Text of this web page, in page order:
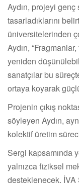
Aydın, projeyi genç
tasarladıklarını
üniversitelerinden
Aydın,
yeniden
sanatçılar bu
ortaya koyarak
Projenin çıkış
söyleyen Aydın,
kolektif üretim
Sergi kapsamında
yalnızca fiziksel
desteklenecek. İVA